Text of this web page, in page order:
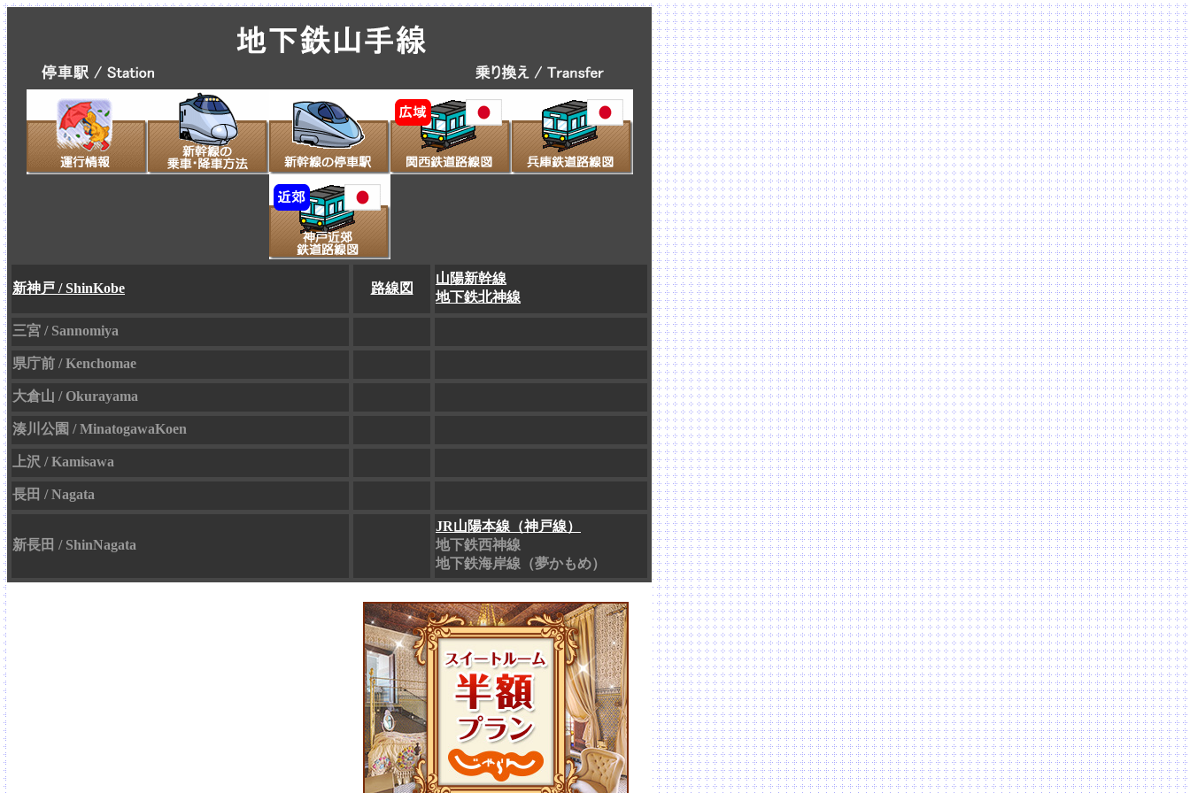
新神戸 / ShinKobe 路線図
山陽新幹線
地下鉄北神線
三宮 / Sannomiya
県庁前 / Kenchomae
大倉山 / Okurayama
湊川公園 / MinatogawaKoen
上沢 / Kamisawa
長田 / Nagata
新長田 / ShinNagata
JR山陽本線（神戸線）
地下鉄西神線
地下鉄海岸線（夢かもめ）